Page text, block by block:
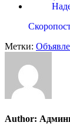
Метки:
Author: